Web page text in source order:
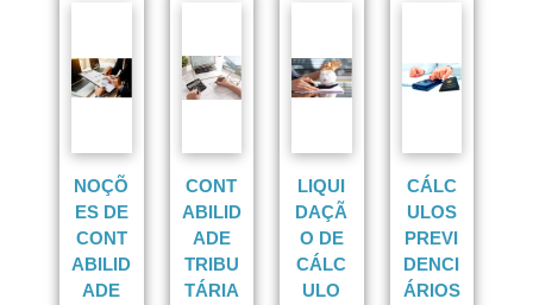
NOÇÕ
ES DE
CONT
ABILID
ADE
CONT
ABILID
ADE
TRIBU
TÁRIA
LIQUI
DAÇÃ
O DE
CÁLC
ULO
CÁLC
ULOS
PREVI
DENCI
ÁRIOS